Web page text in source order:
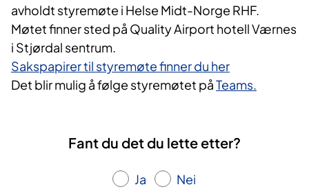
avholdt styremøte i Helse Midt-Norge RHF.
Møtet finner sted på Quality Airport hotell Værnes
i Stjørdal sentrum.
Sakspapirer til styremøte finner du her
Det blir mulig å følge styremøtet påTeams.
Fant du det du lette etter?
Ja Nei